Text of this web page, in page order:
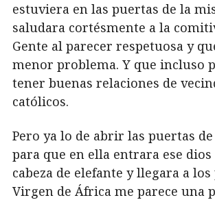
estuviera en las puertas de la
saludara cortésmente a la
Gente al parecer respetuosa y
menor problema. Y que incluso
tener buenas relaciones de
católicos.
Pero ya lo de abrir las puertas
para que en ella entrara ese dios
cabeza de elefante y llegara a los
Virgen de África me parece una